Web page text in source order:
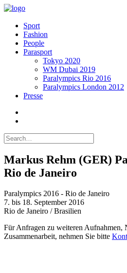
Sport
Fashion
People
Parasport
Tokyo 2020
WM Dubai 2019
Paralympics Rio 2016
Paralympics London 2012
Presse
Markus Rehm (GER)
Rio de Janeiro
Paralympics 2016 - Rio de Janeiro
7. bis 18. September 2016
Rio de Janeiro / Brasilien
Für Anfragen zu weiteren Aufnahmen,
Zusammenarbeit, nehmen Sie bitte